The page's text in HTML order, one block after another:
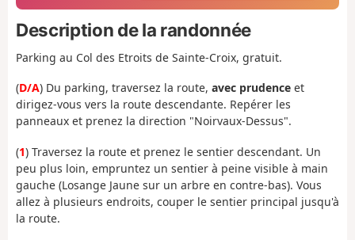
Description de la randonnée
Parking au Col des Etroits de Sainte-Croix, gratuit.
(D/A) Du parking, traversez la route, avec prudence et
dirigez-vous vers la route descendante. Repérer les
panneaux et prenez la direction "Noirvaux-Dessus".
(1) Traversez la route et prenez le sentier descendant. Un
peu plus loin, empruntez un sentier à peine visible à main
gauche (Losange Jaune sur un arbre en contre-bas). Vous
allez à plusieurs endroits, couper le sentier principal jusqu'à
la route.